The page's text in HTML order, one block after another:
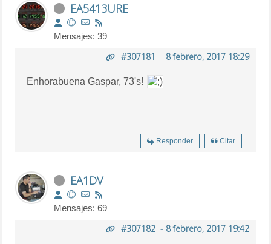
EA5413URE
Mensajes: 39
#307181 - 8 febrero, 2017 18:29
Enhorabuena Gaspar, 73's!
Responder Citar
EA1DV
Mensajes: 69
#307182- 8 febrero, 2017 19:42